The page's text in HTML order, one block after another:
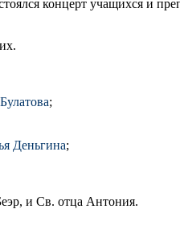
концерт учащихся и
;
Деньгина;
и Св. отца Антония.